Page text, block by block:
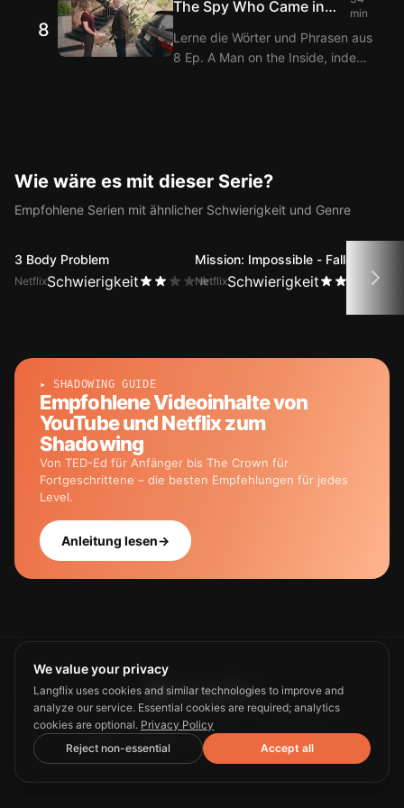
Langflix Erweiterungen ansiehst!
Mit der Doppeltitel-Funktion von
Langflix erhältst du
8
The Spy Who Came in
from the Cold
min
Lerne die Wörter und Phrasen aus
8 Ep. A Man on the Inside, indem
Übersetzungen der Dialoge aus 8
Wie wäre es mit dieser Serie?
Empfohlene Serien mit ähnlicher Schwierigkeit und Genre
3 Body Problem
NetflixSchwierigkeit
Mission: Impossible - Fallout
NetflixSchwierigkeit
▸ SHADOWING GUIDE
Empfohlene Videoinhalte von
YouTube und Netflix zum
Shadowing
Von TED-Ed für Anfänger bis The Crown für
Fortgeschrittene – die besten Empfehlungen für jedes
Level.
Anleitung lesen→
Guide Privacy Terms Contact us
We value your privacy
Langflix uses cookies and similar technologies to improve and
analyze our service. Essential cookies are required; analytics
cookies are optional. Privacy Policy
Reject non-essential
Accept all